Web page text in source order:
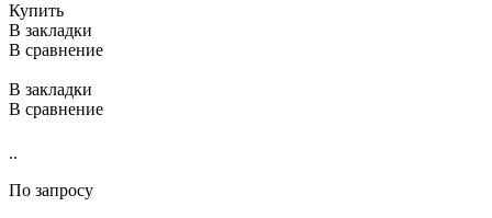
Купить
В закладки
В сравнение
В закладки
В сравнение
..
По запросу